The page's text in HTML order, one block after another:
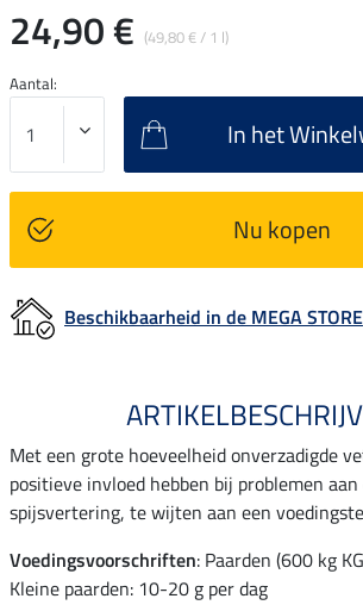
24,90 € (49,80 € / 1 l)
Aantal:
In het
Nu kopen
Beschikbaarheid in de MEGA STORE
Met een grote hoeveelheid onverzadigde
positieve invloed hebben bij problemen
spijsvertering, te wijten aan een
Voedingsvoorschriften: Paarden (600 kg
Kleine paarden: 10-20 g per dag